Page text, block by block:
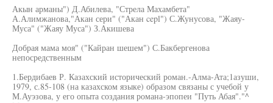
Акын арманы") Д.Абилева, "Стрела Махамбета"
А.Алимжанова,"Акан сери" ("Акан cepl") С.Жунусова, "Жаяу-
Муса" ("Жаяу Муса") З.Акишева
Добрая мама моя" ("Кайран шешем") С.Бакбергенова
непосредственным
1.Бердибаев Р. Казахский исторический роман.-Алма-Ата;1азуши,
1979, с.85-108 (на казахском языке) образом связаны с учебой у
М.Ауэзова, у его опыта создания романа-эпопеи "Путь Абая"."^